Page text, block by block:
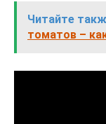
Читайте
томатов –